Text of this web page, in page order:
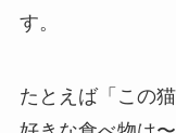
す。
たとえば「この